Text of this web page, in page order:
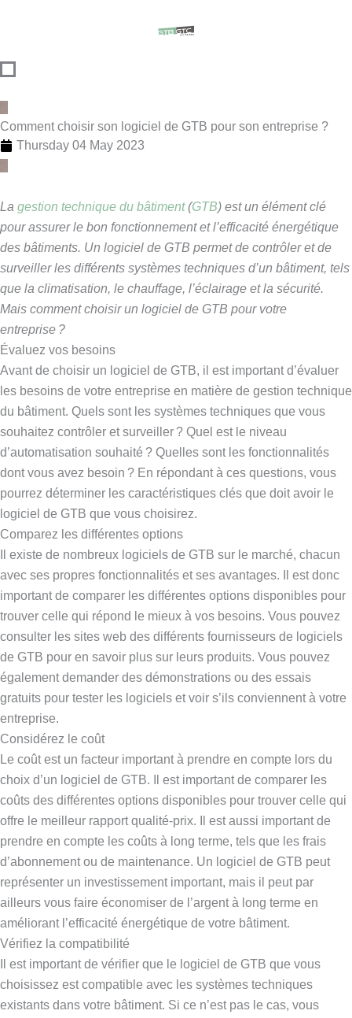
Comment choisir son logiciel de GTB pour son entreprise ?
Thursday 04 May 2023
La gestion technique du bâtiment(GTB) est un élément clé
pour assurer le bon fonctionnement et l’efficacité énergétique
des bâtiments. Un logiciel de GTB permet de contrôler et de
surveiller les différents systèmes techniques d’un bâtiment, tels
que la climatisation, le chauffage, l’éclairage et la sécurité.
Mais comment choisir un logiciel de GTB pour votre
entreprise ?
Évaluez vos besoins
Avant de choisir un logiciel de GTB, il est important d’évaluer
les besoins de votre entreprise en matière de gestion technique
du bâtiment. Quels sont les systèmes techniques que vous
souhaitez contrôler et surveiller ? Quel est le niveau
d’automatisation souhaité ? Quelles sont les fonctionnalités
dont vous avez besoin ? En répondant à ces questions, vous
pourrez déterminer les caractéristiques clés que doit avoir le
logiciel de GTB que vous choisirez.
Comparez les différentes options
Il existe de nombreux logiciels de GTB sur le marché, chacun
avec ses propres fonctionnalités et ses avantages. Il est donc
important de comparer les différentes options disponibles pour
trouver celle qui répond le mieux à vos besoins. Vous pouvez
consulter les sites web des différents fournisseurs de logiciels
de GTB pour en savoir plus sur leurs produits. Vous pouvez
également demander des démonstrations ou des essais
gratuits pour tester les logiciels et voir s’ils conviennent à votre
entreprise.
Considérez le coût
Le coût est un facteur important à prendre en compte lors du
choix d’un logiciel de GTB. Il est important de comparer les
coûts des différentes options disponibles pour trouver celle qui
offre le meilleur rapport qualité-prix. Il est aussi important de
prendre en compte les coûts à long terme, tels que les frais
d’abonnement ou de maintenance. Un logiciel de GTB peut
représenter un investissement important, mais il peut par
ailleurs vous faire économiser de l’argent à long terme en
améliorant l’efficacité énergétique de votre bâtiment.
Vérifiez la compatibilité
Il est important de vérifier que le logiciel de GTB que vous
choisissez est compatible avec les systèmes techniques
existants dans votre bâtiment. Si ce n’est pas le cas, vous